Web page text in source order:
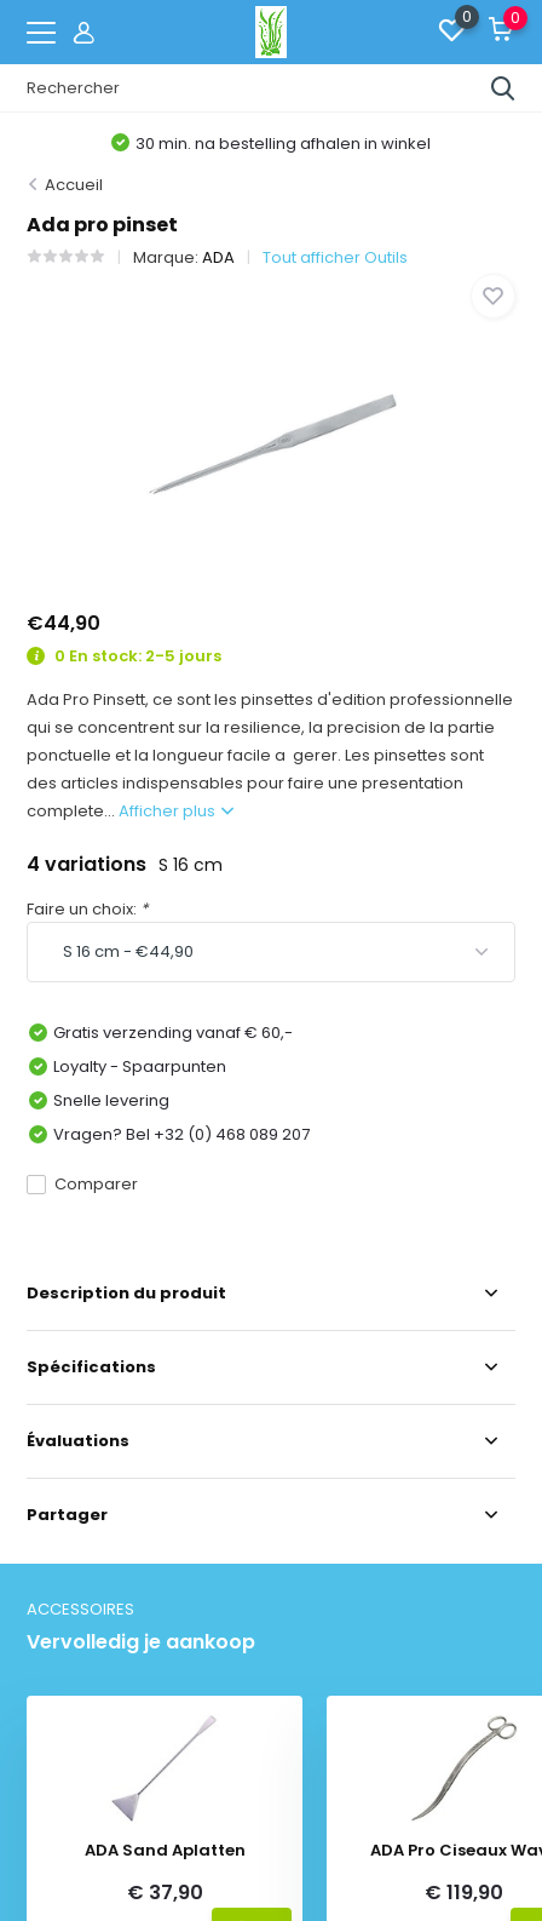
0 0
30 min. na bestelling afhalen in winkel
Accueil
Ada pro pinset
Marque:ADA Tout afficher Outils
€44,90
0 En stock: 2-5 jours
Ada Pro Pinsett, ce sont les pinsettes d'edition professionnelle
qui se concentrent sur la resilience, la precision de la partie
ponctuelle et la longueur facile a gerer. Les pinsettes sont
des articles indispensables pour faire une presentation
complete...Afficher plus
4 variations S 16 cm
Faire un choix: *
Gratis verzending vanaf € 60,-
Loyalty - Spaarpunten
Snelle levering
Vragen? Bel +32 (0) 468 089 207
Comparer
Description du produit
Spécifications
Évaluations
Partager
ACCESSOIRES
Vervolledig je aankoop
ADA Sand Aplatten
€ 37,90
ADA Pro Ciseaux
€ 119,90